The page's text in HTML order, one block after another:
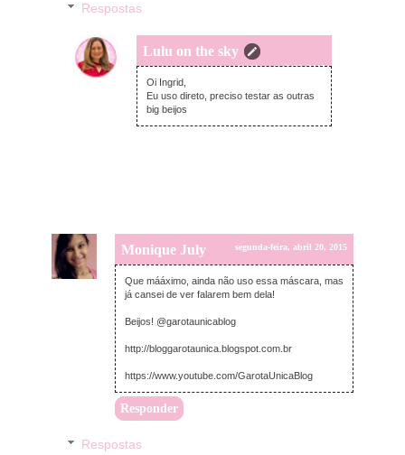
Respostas
Lulu on the sky
segunda-feira, abril 20, 2015
Oi Ingrid,
Eu uso direto, preciso testar as outras
big beijos
Monique July segunda-feira, abril 20, 2015
Que mááximo, ainda não uso essa máscara, mas
já cansei de ver falarem bem dela!
Beijos! @garotaunicablog
http://bloggarotaunica.blogspot.com.br
https://www.youtube.com/GarotaUnicaBlog
Responder
Respostas